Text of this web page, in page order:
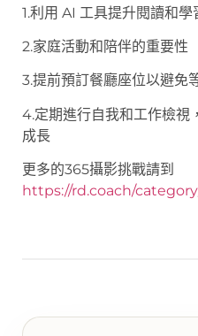
1.利用 AI 工具提升閱讀和學
2.家庭活動和陪伴的重要性
3.提前預訂餐廳座位以避免
4.定期進行自我和工作檢視
成長
更多的365攝影挑戰請到
https://rd.coach/